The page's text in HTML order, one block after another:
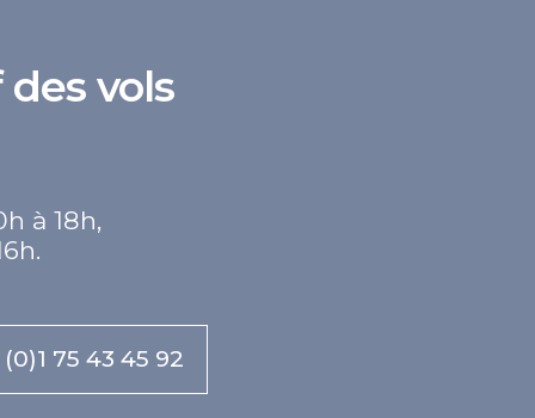
vols
à 18h,
(0)1 75 43 45 92